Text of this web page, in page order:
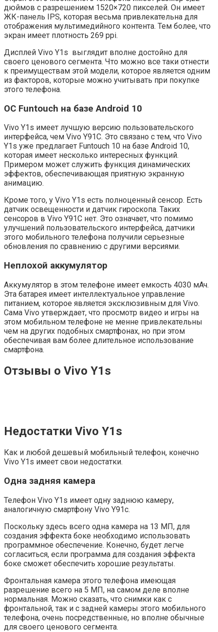
дюймов с разрешением 1520×720 пикселей. Он имеет
ЖК-панель IPS, которая весьма привлекательна для
отображения мультимедийного контента. Тем более, что
экран имеет плотность 269 ppi.
Дисплей Vivo Y1s выглядит вполне достойно для
своего ценового сегмента. Что можно все таки отнести
к преимуществам этой модели, которое является одним
из факторов, которые можно учитывать при покупке
этого телефона.
ОС Funtouch на базе Android 10
Vivo Y1s имеет лучшую версию пользовательского
интерфейса, чем Vivo Y91C. Это связано с тем, что Vivo
Y1s уже предлагает Funtouch 10 на базе Android 10,
которая имеет несколько интересных функций.
Примером может служить функция динамических
эффектов, обеспечивающая приятную экранную
анимацию.
Кроме того, у Vivo Y1s есть полноценный сенсор. Есть
датчик освещенности и датчик гироскопа. Таких
сенсоров в Vivo Y91C нет. Это означает, что помимо
улучшений пользовательского интерфейса, датчики
этого мобильного телефона получили серьезные
обновления по сравнению с другими версиями.
Неплохой аккумулятор
Аккумулятор в этом телефоне имеет емкость 4030 мАч.
Эта батарея имеет интеллектуальное управление
питанием, которое является эксклюзивным для Vivo.
Сама Vivo утверждает, что просмотр видео и игры на
этом мобильном телефоне не менне привлекательны
чем на других подобных смартфонах, но при этом
обеспечивая вам более длительное использование
смартфона.
Отзывы о Vivo Y1s
Недостатки Vivo Y1s
Как и любой дешевый мобильный телефон, конечно
Vivo Y1s имеет свои недостатки.
Одна задняя камера
Телефон Vivo Y1s имеет одну заднюю камеру,
аналогичную смартфону Vivo Y91c.
Поскольку здесь всего одна камера на 13 МП, для
создания эффекта боке необходимо использовать
программное обеспечение. Конечно, будет легче
согласиться, если программа для создания эффекта
боке сможет обеспечить хорошие результаты.
Фронтальная камера этого телефона имеющая
разрешение всего на 5 МП, на самом деле вполне
нормальная. Можно сказать, что снимки как с
фронтальной, так и с задней камеры этого мобильного
телефона, очень посредственные, но вполне обычные
для своего ценового сегмента.